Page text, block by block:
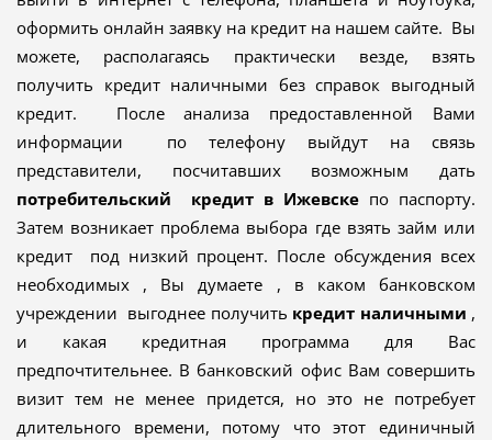
оформить онлайн заявку на кредит на нашем сайте. Вы
можете, располагаясь практически везде, взять
получить кредит наличными без справок выгодный
кредит. После анализа предоставленной Вами
информации по телефону выйдут на связь
представители, посчитавших возможным дать
потребительский кредит в Ижевске по паспорту.
Затем возникает проблема выбора где взять займ или
кредит под низкий процент. После обсуждения всех
необходимых , Вы думаете , в каком банковском
учреждении выгоднее получить кредит наличными ,
и какая кредитная программа для Вас
предпочтительнее. В банковский офис Вам совершить
визит тем не менее придется, но это не потребует
длительного времени, потому что этот единичный